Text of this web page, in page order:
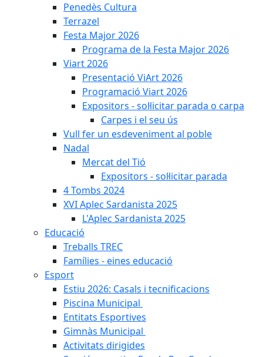
Penedès Cultura
Terrazel
Festa Major 2026
Programa de la Festa Major 2026
Viart 2026
Presentació ViArt 2026
Programació Viart 2026
Expositors - sol·licitar parada o carpa
Carpes i el seu ús
Vull fer un esdeveniment al poble
Nadal
Mercat del Tió
Expositors - sol·licitar parada
4 Tombs 2024
XVI Aplec Sardanista 2025
L'Aplec Sardanista 2025
Educació
Treballs TREC
Famílies - eines educació
Esport
Estiu 2026: Casals i tecnificacions
Piscina Municipal
Entitats Esportives
Gimnàs Municipal
Activitats dirigides